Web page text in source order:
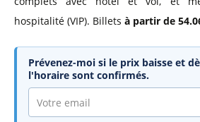
hospitalité (VIP). Billets à partir de
Prévenez-moi si le prix baisse et
l'horaire sont confirmés.